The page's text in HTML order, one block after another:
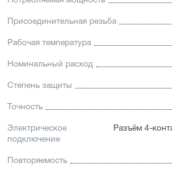
Присоединительная резьба
Рабочая температура
Номинальный расход
Степень защиты
Точность
Электрическое
подключение
Разъём 4-
Повторяемость